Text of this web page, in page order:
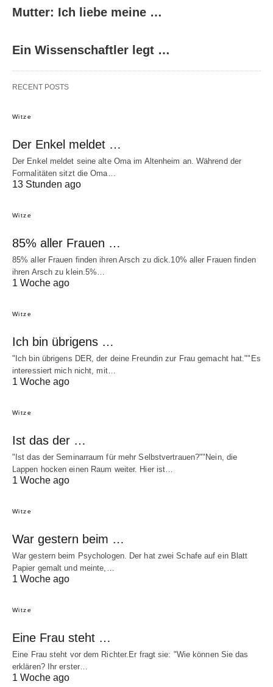
Mutter: Ich liebe meine …
Ein Wissenschaftler legt …
RECENT POSTS
Witze
Der Enkel meldet …
Der Enkel meldet seine alte Oma im Altenheim an. Während der
Formalitäten sitzt die Oma…
13 Stunden ago
Witze
85% aller Frauen …
85% aller Frauen finden ihren Arsch zu dick.10% aller Frauen finden
ihren Arsch zu klein.5%…
1 Woche ago
Witze
Ich bin übrigens …
"Ich bin übrigens DER, der deine Freundin zur Frau gemacht hat.""Es
interessiert mich nicht, mit…
1 Woche ago
Witze
Ist das der …
"Ist das der Seminarraum für mehr Selbstvertrauen?""Nein, die
Lappen hocken einen Raum weiter. Hier ist…
1 Woche ago
Witze
War gestern beim …
War gestern beim Psychologen. Der hat zwei Schafe auf ein Blatt
Papier gemalt und meinte,…
1 Woche ago
Witze
Eine Frau steht …
Eine Frau steht vor dem Richter.Er fragt sie: "Wie können Sie das
erklären? Ihr erster…
1 Woche ago